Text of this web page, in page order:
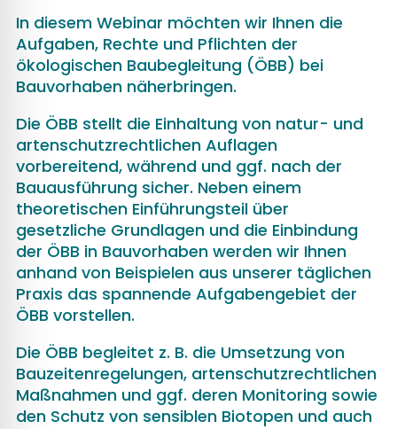
In diesem Webinar möchten wir Ihnen die
Aufgaben, Rechte und Pflichten der
ökologischen Baubegleitung (ÖBB) bei
Bauvorhaben näherbringen.
Die ÖBB stellt die Einhaltung von natur- und
artenschutzrechtlichen Auflagen
vorbereitend, während und ggf. nach der
Bauausführung sicher. Neben einem
theoretischen Einführungsteil über
gesetzliche Grundlagen und die Einbindung
der ÖBB in Bauvorhaben werden wir Ihnen
anhand von Beispielen aus unserer täglichen
Praxis das spannende Aufgabengebiet der
ÖBB vorstellen.
Die ÖBB begleitet z. B. die Umsetzung von
Bauzeitenregelungen, artenschutzrechtlichen
Maßnahmen und ggf. deren Monitoring sowie
den Schutz von sensiblen Biotopen und auch